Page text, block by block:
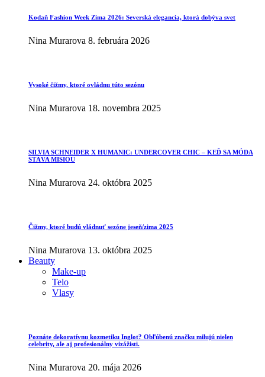
Kodaň Fashion Week Zima 2026: Severská elegancia, ktorá dobýva svet
Nina Murarova 8. februára 2026
Vysoké čižmy, ktoré ovládnu túto sezónu
Nina Murarova 18. novembra 2025
SILVIA SCHNEIDER X HUMANIC: UNDERCOVER CHIC – KEĎ SA MÓDA
STÁVA MISIOU
Nina Murarova 24. októbra 2025
Čižmy, ktoré budú vládnuť sezóne jeseň/zima 2025
Nina Murarova 13. októbra 2025
Beauty
Make-up
Telo
Vlasy
Poznáte dekoratívnu kozmetiku Inglot? Obľúbenú značku milujú nielen
celebrity, ale aj profesionálny vizážisti.
Nina Murarova 20. mája 2026